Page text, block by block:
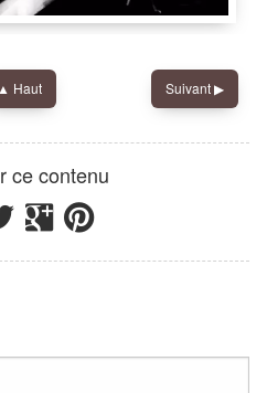
31,1201
▲ Haut Suivant▶︎
ce contenu